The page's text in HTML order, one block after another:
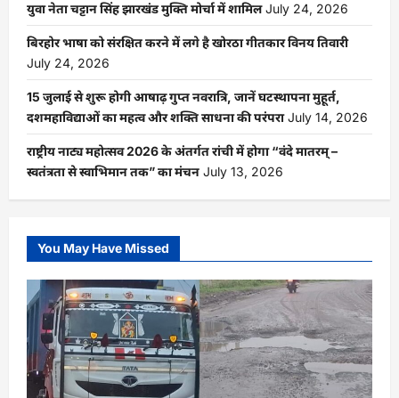
युवा नेता चट्टान सिंह झारखंड मुक्ति मोर्चा में शामिल July 24, 2026
बिरहोर भाषा को संरक्षित करने में लगे है खोरठा गीतकार विनय तिवारी
July 24, 2026
15 जुलाई से शुरू होगी आषाढ़ गुप्त नवरात्रि, जानें घटस्थापना मुहूर्त,
दशमहाविद्याओं का महत्व और शक्ति साधना की परंपरा July 14, 2026
राष्ट्रीय नाट्य महोत्सव 2026 के अंतर्गत रांची में होगा “वंदे मातरम् –
स्वतंत्रता से स्वाभिमान तक” का मंचन July 13, 2026
You May Have Missed